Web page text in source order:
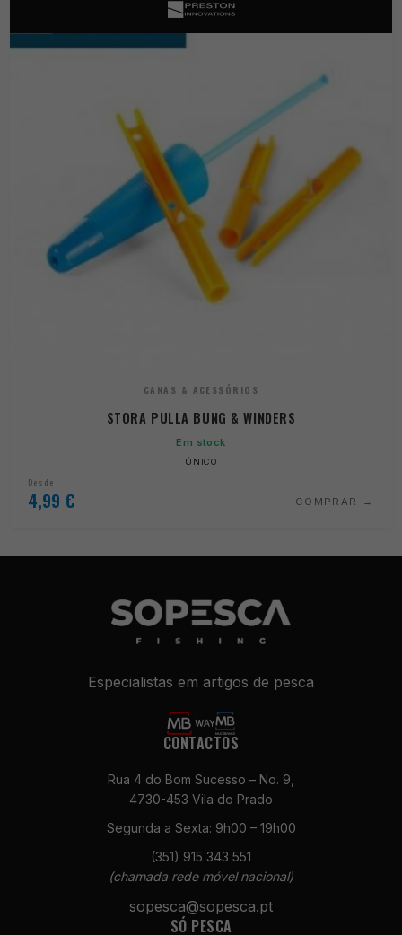
CANAS & ACESSÓRIOS
STORA PULLA BUNG & WINDERS
Em stock
ÚNICO
Desde
4,99 € COMPRAR
Especialistas em artigos de pesca
CONTACTOS
Rua 4 do Bom Sucesso – No. 9,
4730-453 Vila do Prado
Segunda a Sexta: 9h00 – 19h00
(351) 915 343 551
(chamada rede móvel nacional)
sopesca@sopesca.pt
SÓ PESCA
Necessários
Estes cookies
não são
opcionais. São
para o
funcionamento